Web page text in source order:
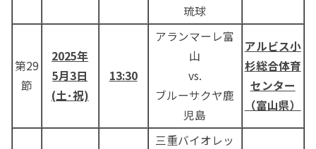
琉球
第29
節
2025年
5月3日
(土･祝)
13:30
アランマーレ富
山
vs.
ブルーサクヤ鹿
児島
アルビス小
杉総合体育
センター
（富山県）
三重バイオレッ